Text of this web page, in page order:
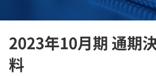
2023年10月期 通期
料